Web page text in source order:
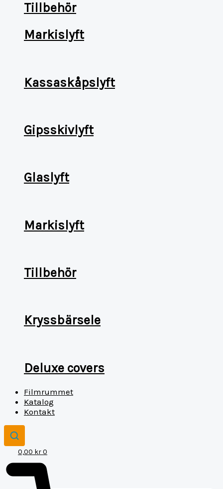
Tillbehör
Markislyft
Kassaskåpslyft
Gipsskivlyft
Glaslyft
Markislyft
Tillbehör
Kryssbärsele
Deluxe covers
Filmrummet
Katalog
Kontakt
0,00 kr0